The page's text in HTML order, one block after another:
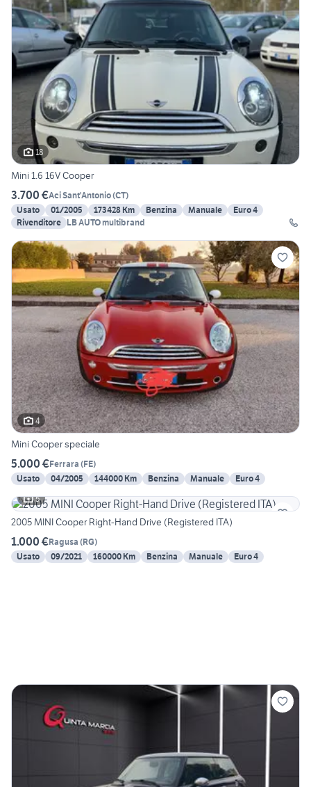
18
Mini 1.6 16V Cooper
3.700 €Aci Sant'Antonio(CT)
Usato
01/2005 173428 Km Benzina Manuale
Euro 4
Rivenditore LB AUTO multibrand
4
Mini Cooper speciale
5.000 €Ferrara (FE)
Usato
04/2005 144000 Km Benzina Manuale
Euro 4
5
2005 MINI Cooper Right-Hand Drive (Registered ITA)
1.000 €Ragusa (RG)
Usato
09/2021 160000 Km Benzina Manuale Euro 4